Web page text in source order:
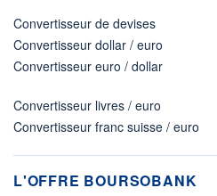
Convertisseur de devises
Convertisseur dollar / euro
Convertisseur euro / dollar
Convertisseur livres / euro
Convertisseur franc suisse / euro
L'OFFRE BOURSOBANK